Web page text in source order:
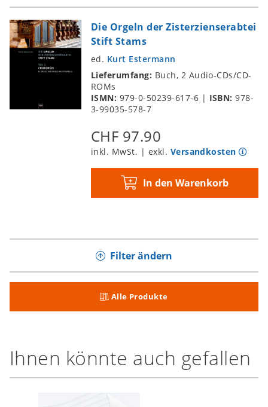
Die Orgeln der Zisterzienserabtei
Stift Stams
ed. Kurt Estermann
Lieferumfang: Buch, 2 Audio-CDs/CD-
ROMs
ISMN: 979-0-50239-617-6 | ISBN:978-
3-99035-578-7
CHF 97.90
inkl. MwSt. | exkl. Versandkosten
In den Warenkorb
Filter ändern
Alle Produkte
Ihnen könnte auch gefallen